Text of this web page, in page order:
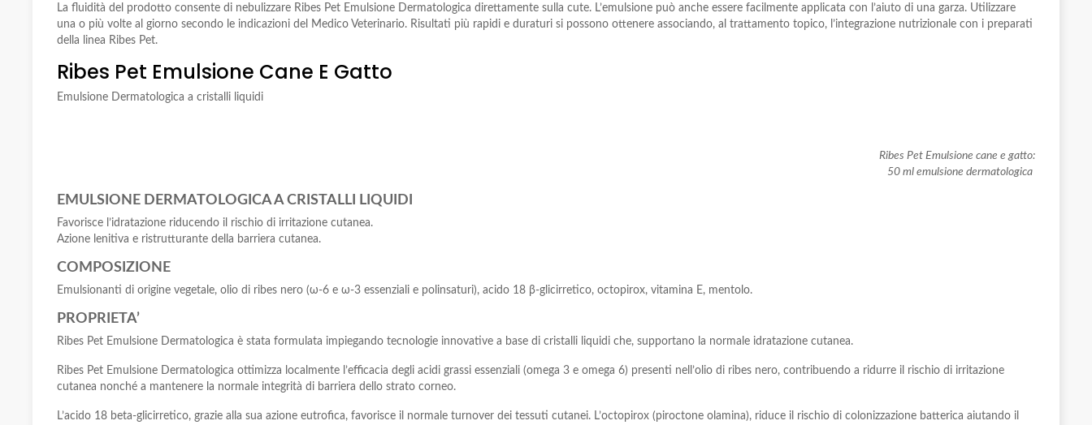
La fluidità del prodotto consente di nebulizzare Ribes Pet Emulsione Dermatologica direttamente sulla cute. L’emulsione può anche essere facilmente applicata con l’aiuto di una garza. Utilizzare
una o più volte al giorno secondo le indicazioni del Medico Veterinario. Risultati più rapidi e duraturi si possono ottenere associando, al trattamento topico, l’integrazione nutrizionale con i preparati
della linea Ribes Pet.
Ribes Pet Emulsione Cane E Gatto
Emulsione Dermatologica a cristalli liquidi
Ribes Pet Emulsione cane e gatto:
50 ml emulsione dermatologica
EMULSIONE DERMATOLOGICA A CRISTALLI LIQUIDI
Favorisce l’idratazione riducendo il rischio di irritazione cutanea.
Azione lenitiva e ristrutturante della barriera cutanea.
COMPOSIZIONE
Emulsionanti di origine vegetale, olio di ribes nero (ω-6 e ω-3 essenziali e polinsaturi), acido 18 β-glicirretico, octopirox, vitamina E, mentolo.
PROPRIETA’
Ribes Pet Emulsione Dermatologica è stata formulata impiegando tecnologie innovative a base di cristalli liquidi che, supportano la normale idratazione cutanea.
Ribes Pet Emulsione Dermatologica ottimizza localmente l’efficacia degli acidi grassi essenziali (omega 3 e omega 6) presenti nell’olio di ribes nero, contribuendo a ridurre il rischio di irritazione
cutanea nonché a mantenere la normale integrità di barriera dello strato corneo.
L’acido 18 beta-glicirretico, grazie alla sua azione eutrofica, favorisce il normale turnover dei tessuti cutanei. L’octopirox (piroctone olamina), riduce il rischio di colonizzazione batterica aiutando il